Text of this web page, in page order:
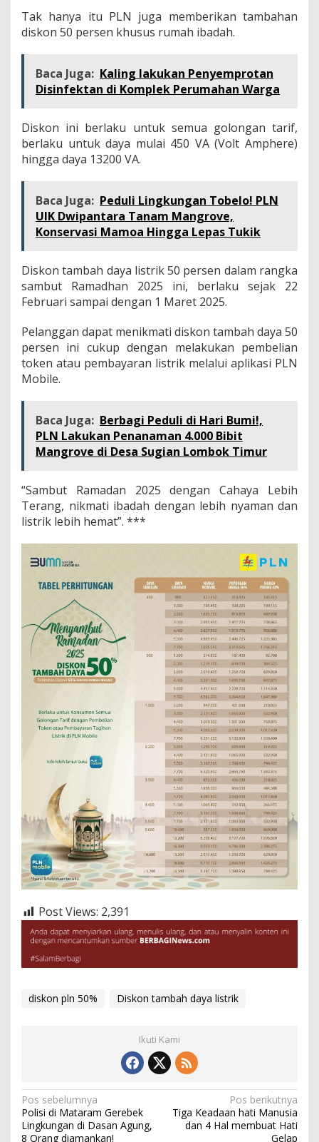
Tak hanya itu PLN juga memberikan tambahan
diskon 50 persen khusus rumah ibadah.
Baca Juga: Kaling lakukan Penyemprotan
Disinfektan di Komplek Perumahan Warga
Diskon ini berlaku untuk semua golongan tarif,
berlaku untuk daya mulai 450 VA (Volt Amphere)
hingga daya 13200 VA.
Baca Juga: Peduli Lingkungan Tobelo! PLN
UIK Dwipantara Tanam Mangrove,
Konservasi Mamoa Hingga Lepas Tukik
Diskon tambah daya listrik 50 persen dalam rangka
sambut Ramadhan 2025 ini, berlaku sejak 22
Februari sampai dengan 1 Maret 2025.
Pelanggan dapat menikmati diskon tambah daya 50
persen ini cukup dengan melakukan pembelian
token atau pembayaran listrik melalui aplikasi PLN
Mobile.
Baca Juga: Berbagi Peduli di Hari Bumi!,
PLN Lakukan Penanaman 4.000 Bibit
Mangrove di Desa Sugian Lombok Timur
“Sambut Ramadan 2025 dengan Cahaya Lebih
Terang, nikmati ibadah dengan lebih nyaman dan
listrik lebih hemat”. ***
Post Views: 2,391
diskon pln 50% Diskon tambah daya listrik
Ikuti Kami
Navigasi
pos
Pos sebelumnya
Polisi di Mataram Gerebek
Lingkungan di Dasan Agung,
8 Orang diamankan!
Pos berikutnya
Tiga Keadaan hati Manusia
dan 4 Hal membuat Hati
Gelap